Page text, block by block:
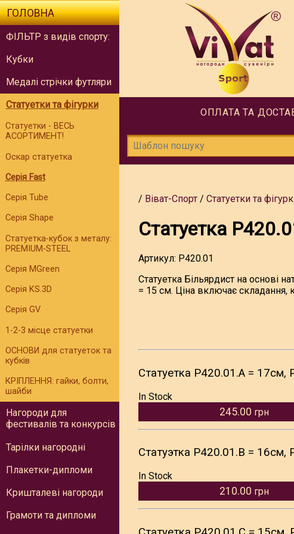
ОПЛАТА ТА
ГОЛОВНА
ФІЛЬТР з видів спорту:
Кубки
Медалі стрічки футляри
Статуетки та фігурки
Статуетки - ВЕСЬ
АСОРТИМЕНТ!
Оскар статуетка
Серія Fast
Серія Tube
Серія Shape
Статуетка-кубок з металу:
PREMIUM-STEEL
Серія MGreen
Серія KS.3D
Серія GV
1-2-3 місце статуетки
ОСНОВИ для статуеток та
кубків
КРІПЛЕННЯ: гайки, болти,
шайби
Нагороди для
фестивалів та конкурсів
Тарілки нагородні
Плакетки-дипломи
Кришталеві нагороди
Грамоти та дипломи
Віват-Спорт Статуетки та
Статуетка
Артикул: P420.01
Статуетка Більярдист на основі
= 15 см. Ціна включає складання,
Статуетка P420.01.A = 17см,
In Stock
245.00 грн
Статуэтка P420.01.B = 16см,
In Stock
210.00 грн